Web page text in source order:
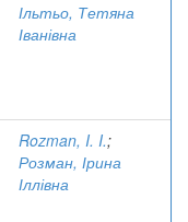
Ільтьо, Тетяна
Іванівна
Rozman, I. I.;
Розман, Ірина
Іллівна